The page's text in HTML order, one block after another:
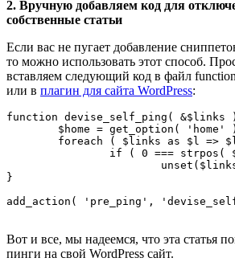
2. Вручную добавляем код для
собственные статьи
Если вас не пугает добавление
то можно использовать этот способ.
вставляем следующий код в файл
или в плагин для сайта WordPress:
function devise_self_ping( &$links
}
add_action( 'pre_ping',
Вот и все, мы надеемся, что эта статья
пинги на свой WordPress сайт.